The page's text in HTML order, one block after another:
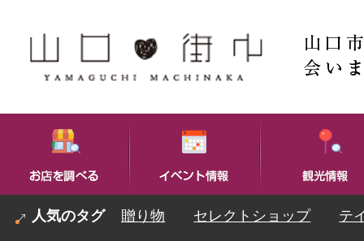
贈り物 セレクトショップ テ